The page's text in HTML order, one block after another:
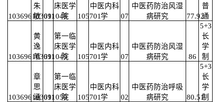
103696103691048
朱
敏 011
床医学
院
105701
中医内科
学
07
中医药防治风湿
病研究
77.92
普
通
103696103691049
黄
逸
苇 011
第一临
床医学
院
105701
中医内科
学
07
中医药防治风湿
病研究
86
5+3
长
学
制
103696103691050
章
思
涵 011
第一临
床医学
院
105701
中医内科
学
02
中医药防治呼吸
病研究
80.51
5+3
长
学
制